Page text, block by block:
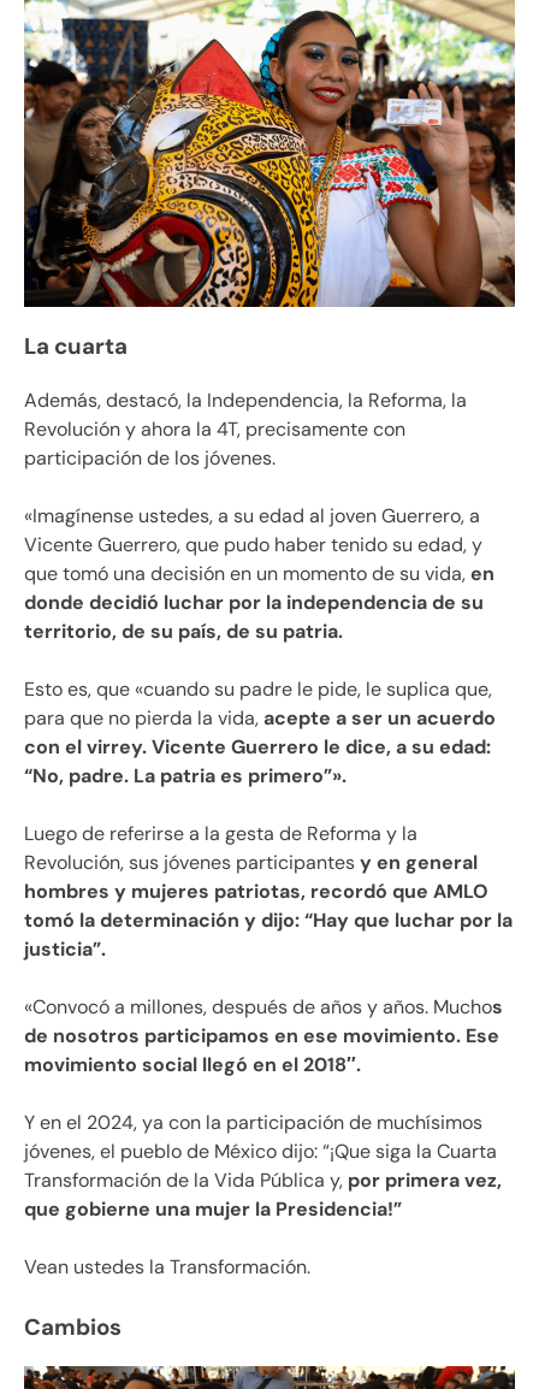
La cuarta
Además, destacó, la Independencia, la Reforma, la
Revolución y ahora la 4T, precisamente con
participación de los jóvenes.
«Imagínense ustedes, a su edad al joven Guerrero, a
Vicente Guerrero, que pudo haber tenido su edad, y
que tomó una decisión en un momento de su vida,en
donde decidió luchar por la independencia de su
territorio, de su país, de su patria.
Esto es, que «cuando su padre le pide, le suplica que,
para que no pierda la vida,acepte a ser un acuerdo
con el virrey. Vicente Guerrero le dice, a su edad:
“No, padre. La patria es primero”».
Luego de referirse a la gesta de Reforma y la
Revolución, sus jóvenes participantesy en general
hombres y mujeres patriotas, recordó que AMLO
tomó la determinación y dijo: “Hay que luchar por la
justicia”.
«Convocó a millones, después de años y años. Muchos
de nosotros participamos en ese movimiento. Ese
movimiento social llegó en el 2018″.
Y en el 2024, ya con la participación de muchísimos
jóvenes, el pueblo de México dijo: “¡Que siga la Cuarta
Transformación de la Vida Pública y, por primera vez,
que gobierne una mujer la Presidencia!”
Vean ustedes la Transformación.
Cambios